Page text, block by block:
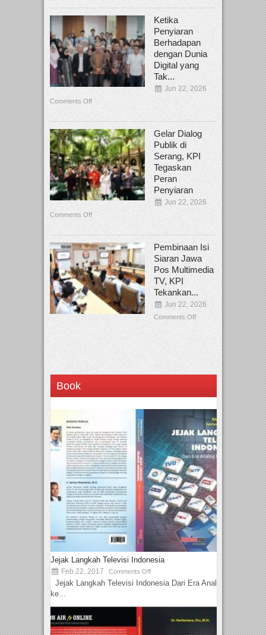
Ketika
Penyiaran
Berhadapan
dengan Dunia
Digital yang
Tak...
Jun 22, 2026
Comments Off
Gelar Dialog
Publik di
Serang, KPI
Tegaskan
Peran
Penyiaran
Jun 22, 2026
Comments Off
Pembinaan Isi
Siaran Jawa
Pos Multimedia
TV, KPI
Tekankan...
Jun 22, 2026
Comments Off
Book
Jejak Langkah Televisi Indonesia
Feb 22, 2017 Comments Off
Jejak Langkah Televisi Indonesia Dari Era Analog
ke...